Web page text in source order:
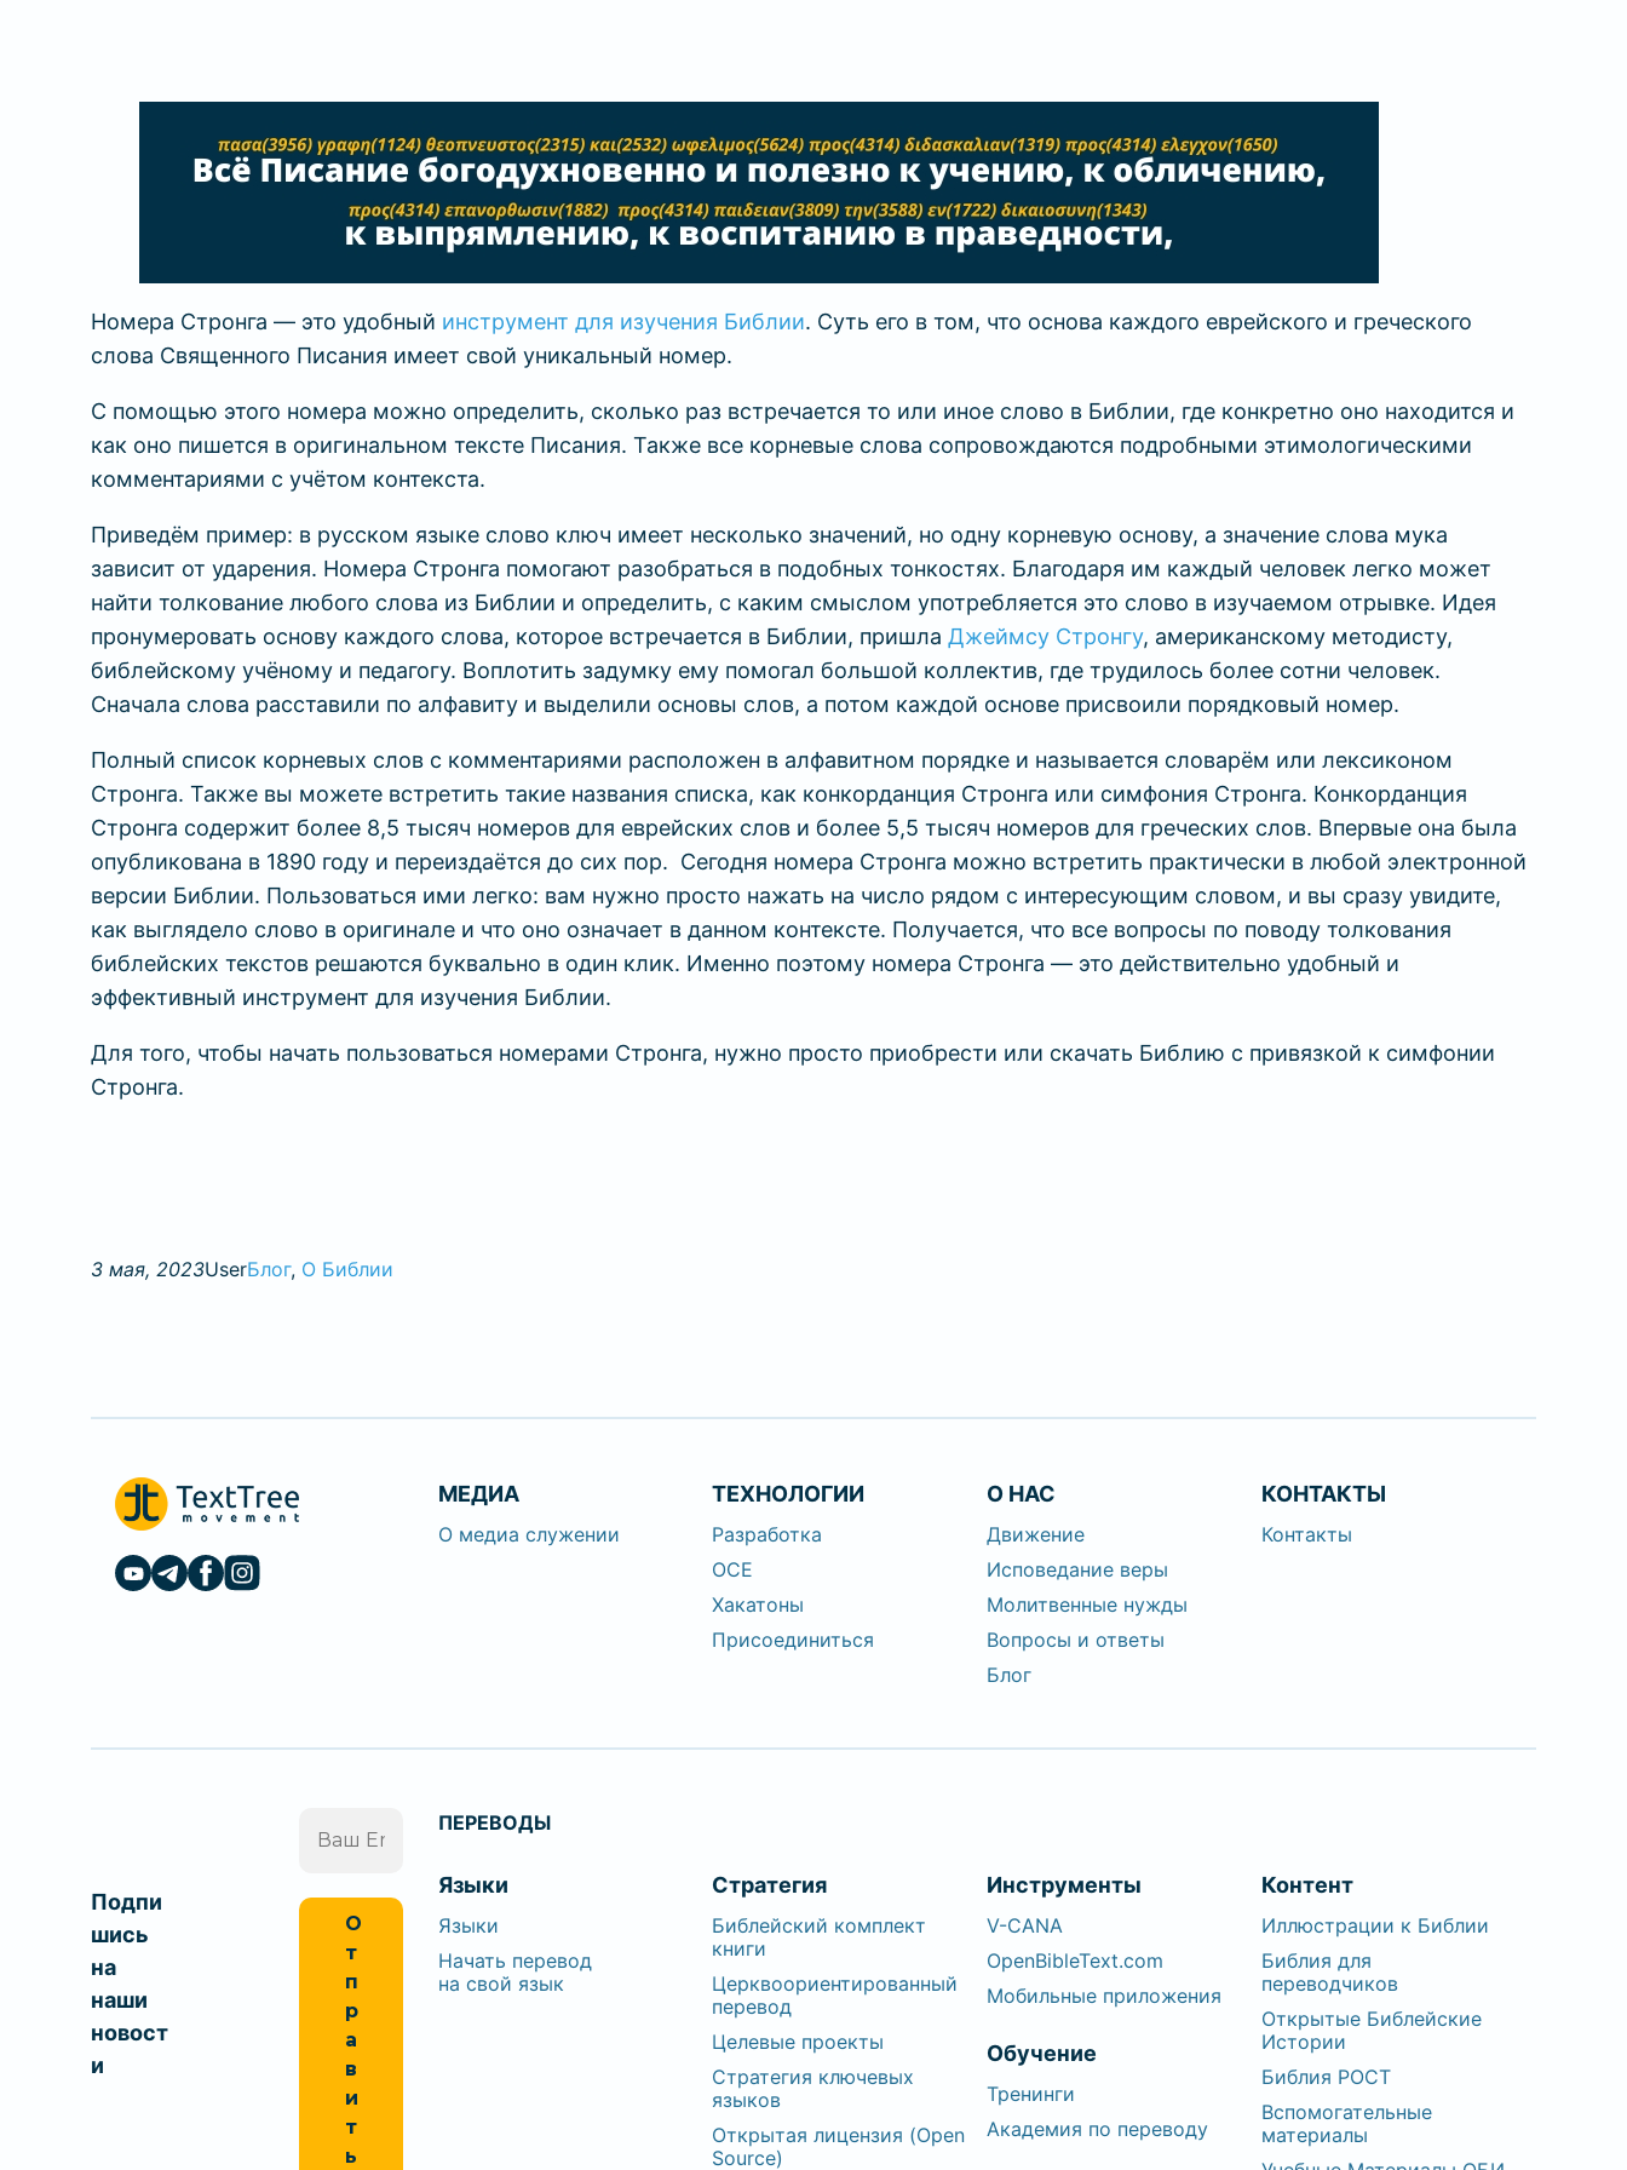
Номера Стронга — это удобный инструмент для изучения Библии. Суть его в том, что основа каждого еврейского и греческого
слова Священного Писания имеет свой уникальный номер.
С помощью этого номера можно определить, сколько раз встречается то или иное слово в Библии, где конкретно оно находится и
как оно пишется в оригинальном тексте Писания. Также все корневые слова сопровождаются подробными этимологическими
комментариями с учётом контекста.
Приведём пример: в русском языке слово ключ имеет несколько значений, но одну корневую основу, а значение слова мука
зависит от ударения. Номера Стронга помогают разобраться в подобных тонкостях. Благодаря им каждый человек легко может
найти толкование любого слова из Библии и определить, с каким смыслом употребляется это слово в изучаемом отрывке. Идея
пронумеровать основу каждого слова, которое встречается в Библии, пришлаДжеймсу Стронгу, американскому методисту,
библейскому учёному и педагогу. Воплотить задумку ему помогал большой коллектив, где трудилось более сотни человек.
Сначала слова расставили по алфавиту и выделили основы слов, а потом каждой основе присвоили порядковый номер.
Полный список корневых слов с комментариями расположен в алфавитном порядке и называется словарём или лексиконом
Стронга. Также вы можете встретить такие названия списка, как конкорданция Стронга или симфония Стронга. Конкорданция
Стронга содержит более 8,5 тысяч номеров для еврейских слов и более 5,5 тысяч номеров для греческих слов. Впервые она была
опубликована в 1890 году и переиздаётся до сих пор. Сегодня номера Стронга можно встретить практически в любой электронной
версии Библии. Пользоваться ими легко: вам нужно просто нажать на число рядом с интересующим словом, и вы сразу увидите,
как выглядело слово в оригинале и что оно означает в данном контексте. Получается, что все вопросы по поводу толкования
библейских текстов решаются буквально в один клик. Именно поэтому номера Стронга — это действительно удобный и
эффективный инструмент для изучения Библии.
Для того, чтобы начать пользоваться номерами Стронга, нужно просто приобрести или скачать Библию с привязкой к симфонии
Стронга.
3 мая, 2023UserБлог, О Библии
МЕДИА
О медиа служении
ТЕХНОЛОГИИ
Разработка
OCE
Хакатоны
Присоединиться
О НАС
Движение
Исповедание веры
Молитвенные нужды
Вопросы и ответы
Блог
КОНТАКТЫ
Контакты
Подпи
шись
на
наши
новост
и
m
ПЕРЕВОДЫ
Языки
Языки
Начать перевод
на свой язык
Стратегия
Библейский комплект
книги
Церквоориентированный
перевод
Целевые проекты
Стратегия ключевых
языков
Открытая лицензия (Open
Source)
Инструменты
V-CANA
OpenBibleText.com
Мобильные приложения
Обучение
Тренинги
Академия по переводу
Контент
Иллюстрации к Библии
Библия для
переводчиков
Открытые Библейские
Истории
Библия РОСТ
Вспомогательные
материалы